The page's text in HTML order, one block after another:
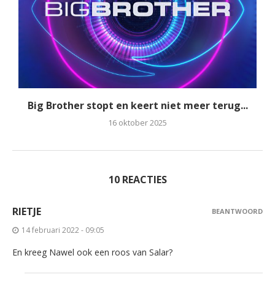
Big Brother stopt en keert niet meer terug...
16 oktober 2025
10 REACTIES
RIETJE
14 februari 2022 - 09:05
En kreeg Nawel ook een roos van Salar?
BEANTWOORD